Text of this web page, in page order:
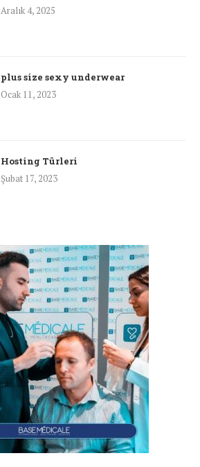
Aralık 4, 2025
plus size sexy underwear
Ocak 11, 2023
Hosting Türleri
Şubat 17, 2023